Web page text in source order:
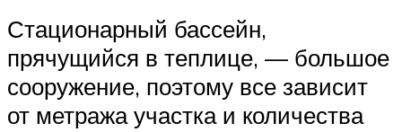
Стационарный бассейн,
прячущийся в теплице, — большое
сооружение, поэтому все зависит
от метража участка и количества